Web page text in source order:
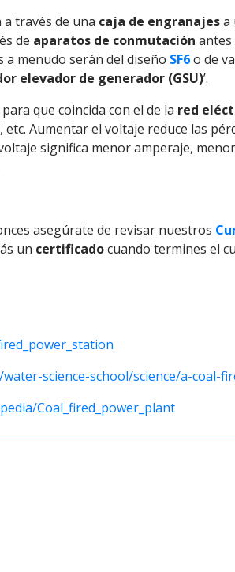
a través de una caja de engranajesa
de aparatos de conmutación antes
menudo serán del diseño SF6o de
elevador de generador (GSU)’.
que coincida con el de la red
etc. Aumentar el voltaje reduce las
significa menor amperaje,
asegúrate de revisar nuestros
un certificadocuando termines el
science-school/science/a-coal-
Coal_fired_power_plant